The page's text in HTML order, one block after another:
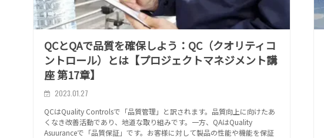
QCとQAで品質を確保しよう：QC（クオリティコ
ントロール）とは【プロジェクトマネジメント講
座 第17章】
2023.01.27
QCはQuality Controlsで「品質管理」と訳されます。品質向上に向けたあ
くなき改善活動であり、地道な取り組みです。一方、QAはQuality
Asuuranceで「品質保証」です。お客様に対して製品の性能や機能を保証